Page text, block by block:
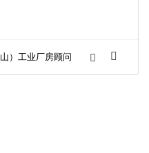
）工业厂房顾问